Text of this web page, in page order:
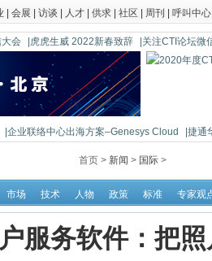
会展 访谈 人才 供求 社区 周刊 呼叫中心
会 |虎虎生威 2022新春致辞 |关注CTI论坛微
|企业联络中心出海方案–Genesys Cloud
|捷通
4S
首页 > 新闻 > 国际 >
市场 技术 人物 政策 标准 专家观
服务软件：把